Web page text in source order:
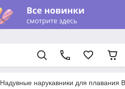
Надувные нарукавники для плавания